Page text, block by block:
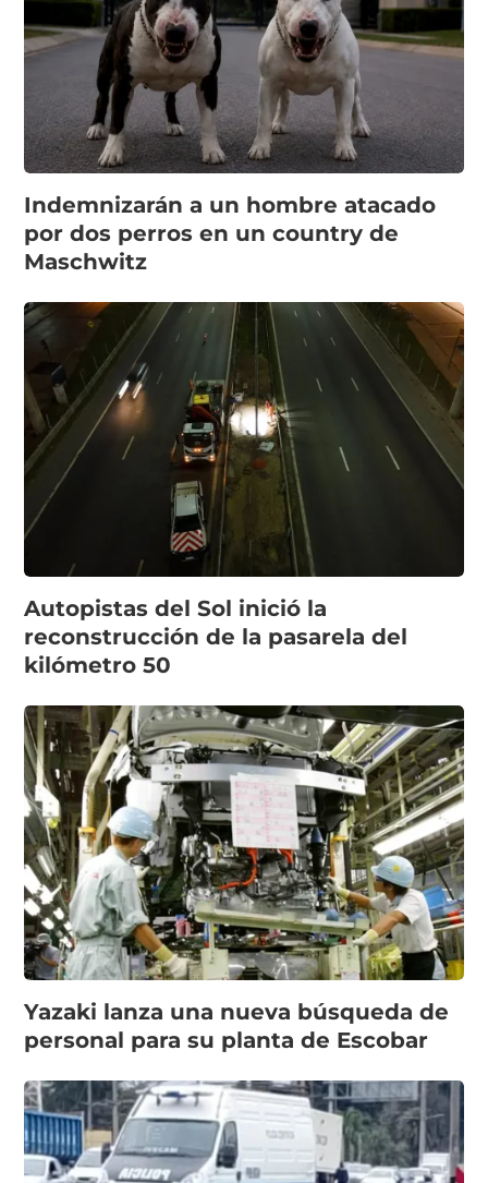
Indemnizarán a un hombre atacado
por dos perros en un country de
Maschwitz
Autopistas del Sol inició la
reconstrucción de la pasarela del
kilómetro 50
Yazaki lanza una nueva búsqueda de
personal para su planta de Escobar